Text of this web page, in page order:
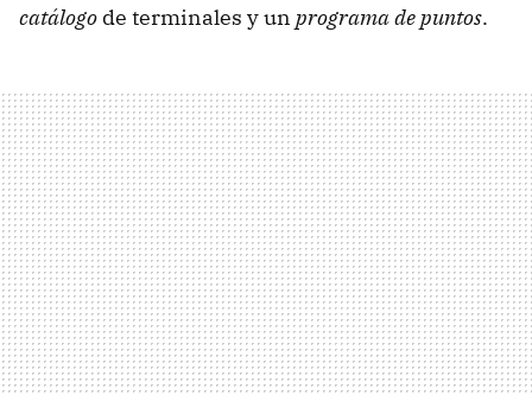
catálogo de terminales y un programa de puntos.